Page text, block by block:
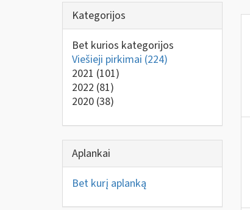
Kategorijos
Bet kurios kategorijos
Viešieji pirkimai (224)
2021 (101)
2022 (81)
2020 (38)
Aplankai
Bet kurį aplanką